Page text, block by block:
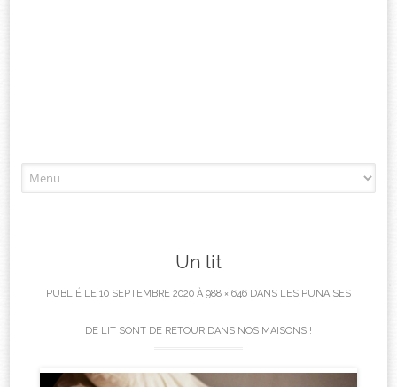
à
Un lit
PUBLIÉ LE 10 SEPTEMBRE 2020 À 988 × 646 DANS LES PUNAISES
DE LIT SONT DE RETOUR DANS NOS MAISONS !